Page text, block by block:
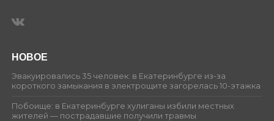
НОВОЕ
Эвакуировались 35 человек: в Екатеринбурге из-за
короткого замыкания в электрощите загорелась 10-этажка
Побоище: в Екатеринбурге хулиганы избили местных
жителей — пострадавшие получили травмы